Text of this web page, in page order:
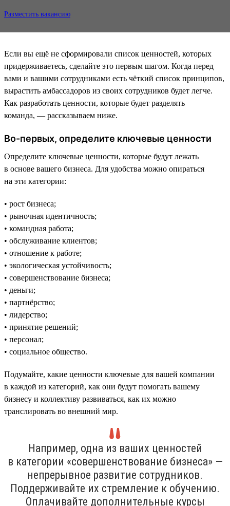
Разместить вакансию
Если вы ещё не сформировали список ценностей, которых
придерживаетесь, сделайте это первым шагом. Когда перед
вами и вашими сотрудниками есть чёткий список принципов,
вырастить амбассадоров из своих сотрудников будет легче.
Как разработать ценности, которые будет разделять
команда, — рассказываем ниже.
Во-первых, определите ключевые ценности
Определите ключевые ценности, которые будут лежать
в основе вашего бизнеса. Для удобства можно опираться
на эти категории:
• рост бизнеса;
• рыночная идентичность;
• командная работа;
• обслуживание клиентов;
• отношение к работе;
• экологическая устойчивость;
• совершенствование бизнеса;
• деньги;
• партнёрство;
• лидерство;
• принятие решений;
• персонал;
• социальное общество.
Подумайте, какие ценности ключевые для вашей компании
в каждой из категорий, как они будут помогать вашему
бизнесу и коллективу развиваться, как их можно
транслировать во внешний мир.
Например, одна из ваших ценностей
в категории «совершенствование бизнеса» —
непрерывное развитие сотрудников.
Поддерживайте их стремление к обучению.
Оплачивайте дополнительные курсы